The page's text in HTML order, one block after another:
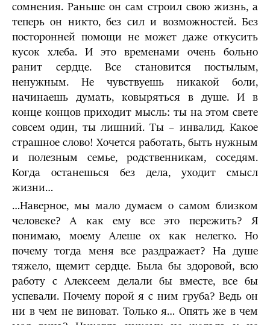
сомнения. Раньше он сам строил свою жизнь, а
теперь он никто, без сил и возможностей. Без
посторонней помощи не может даже откусить
кусок хлеба. И это временами очень больно
ранит сердце. Все становится постылым,
ненужным. Не чувствуешь никакой боли,
начинаешь думать, ковыряться в душе. И в
конце концов приходит мысль: ты на этом свете
совсем один, ты лишний. Ты – инвалид. Какое
страшное слово! Хочется работать, быть нужным
и полезным семье, родственникам, соседям.
Когда останешься без дела, уходит смысл
жизни…
…Наверное, мы мало думаем о самом близком
человеке? А как ему все это пережить? Я
понимаю, моему Алеше ох как нелегко. Но
почему тогда меня все раздражает? На душе
тяжело, щемит сердце. Была бы здоровой, всю
работу с Алексеем делали бы вместе, все бы
успевали. Почему порой я с ним груба? Ведь он
ни в чем не виноват. Только я… Опять же в чем